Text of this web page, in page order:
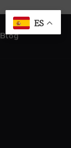
Blog
ES